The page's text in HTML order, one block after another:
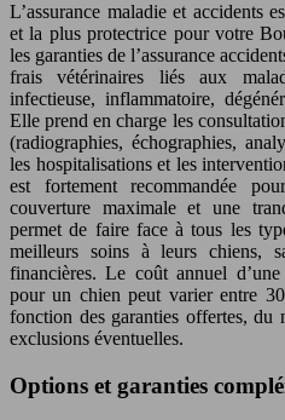
L’assurance maladie et accidents
et la plus protectrice pour votre
les garanties de l’assurance
frais vétérinaires liés aux
infectieuse, inflammatoire,
Elle prend en charge les
(radiographies, échographies,
les hospitalisations et les
est fortement recommandée
couverture maximale et une
permet de faire face à tous les
meilleurs soins à leurs chiens,
financières. Le coût annuel
pour un chien peut varier entre
fonction des garanties offertes, du
exclusions éventuelles.
Options et garanties